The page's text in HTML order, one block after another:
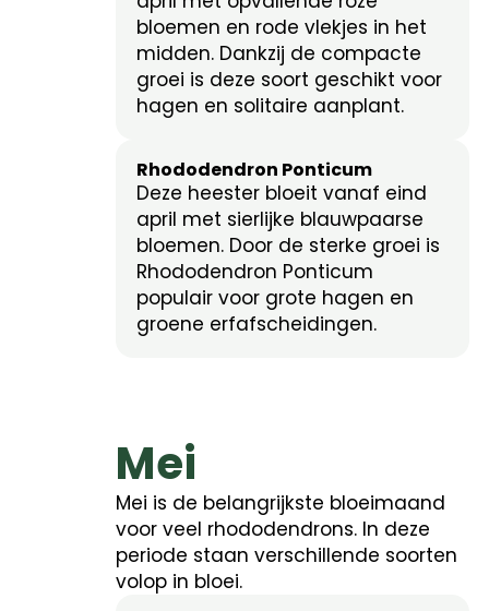
bloemen en rode vlekjes in het
midden. Dankzij de compacte
groei is deze soort geschikt voor
hagen en solitaire aanplant.
Rhododendron Ponticum
Deze heester bloeit vanaf eind
april met sierlijke blauwpaarse
bloemen. Door de sterke groei is
Rhododendron Ponticum
populair voor grote hagen en
groene erfafscheidingen.
Mei
Mei is de belangrijkste bloeimaand
voor veel rhododendrons. In deze
periode staan verschillende soorten
volop in bloei.